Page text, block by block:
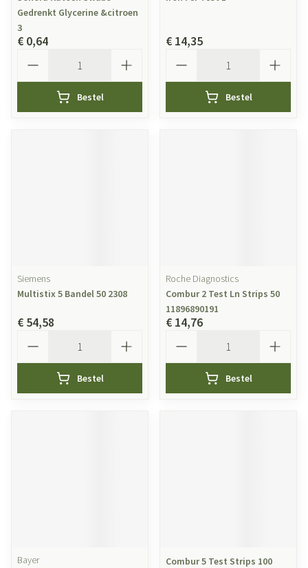
Gedrenkt Glycerine &citroen
3
€ 0,64
Bestel
€ 14,35
Bestel
Siemens
Multistix 5 Bandel 50 2308
€ 54,58
Bestel
Roche Diagnostics
Combur 2 Test Ln Strips 50
11896890191
€ 14,76
Bestel
Bayer
Combur 5 Test Strips 100